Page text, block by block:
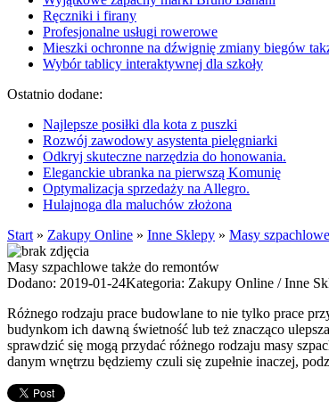
Ręczniki i firany
Profesjonalne usługi rowerowe
Mieszki ochronne na dźwignię zmiany biegów
Wybór tablicy interaktywnej dla szkoły
Ostatnio dodane:
Najlepsze posiłki dla kota z puszki
Rozwój zawodowy asystenta pielęgniarki
Odkryj skuteczne narzędzia do honowania.
Eleganckie ubranka na pierwszą Komunię
Optymalizacja sprzedaży na Allegro.
Hulajnoga dla maluchów złożona
Start » Zakupy Online » Inne Sklepy » Masy
Masy szpachlowe także do remontów
Dodano: 2019-01-24Kategoria: Zakupy Online / Inne
Różnego rodzaju prace budowlane to nie tylko prace
budynkom ich dawną świetność lub też znacząco
sprawdzić się mogą przydać różnego rodzaju masy
danym wnętrzu będziemy czuli się zupełnie inaczej,